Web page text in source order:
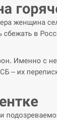
женщина
сбежать в
Именно с
– их